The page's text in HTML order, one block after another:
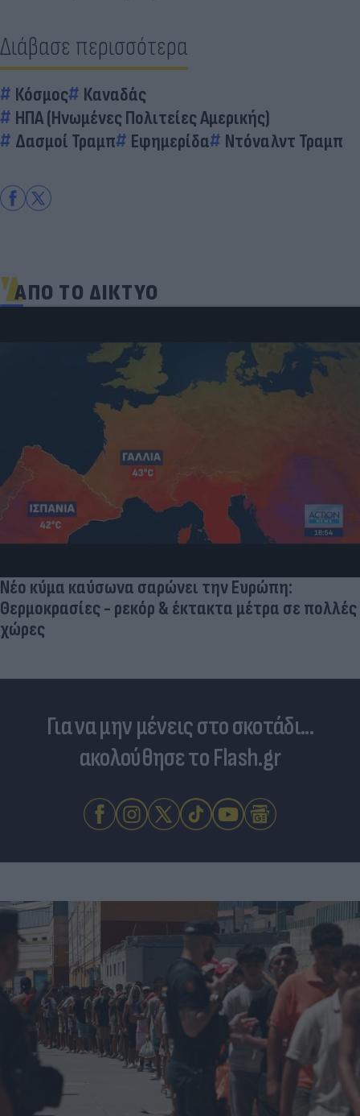
Διάβασε περισσότερα
Κόσμος
Καναδάς
ΗΠΑ (Ηνωμένες Πολιτείες Αμερικής)
Δασμοί Τραμπ
Εφημερίδα Ντόναλντ Τραμπ
ΑΠΟ ΤΟ ΔΙΚΤΥΟ
Νέο κύμα καύσωνα σαρώνει την Ευρώπη:
Θερμοκρασίες - ρεκόρ & έκτακτα μέτρα σε πολλές
χώρες
Για να μην μένεις στο σκοτάδι...
ακολούθησε το Flash.gr